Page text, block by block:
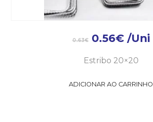
0.63€ 0.56€ /Uni
Estribo 20×20
ADICIONAR AO CARRINHO